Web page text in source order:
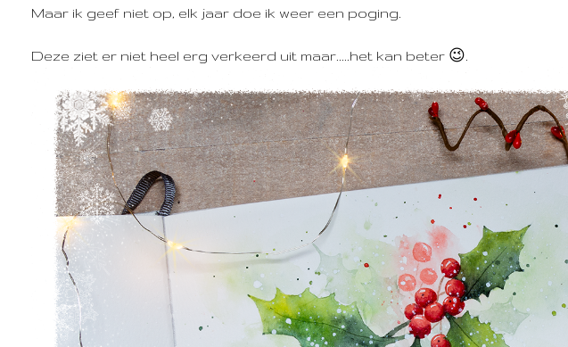
Maar ik geef niet op, elk jaar doe ik weer een poging.
Deze ziet er niet heel erg verkeerd uit maar.....het kan beter 😉.